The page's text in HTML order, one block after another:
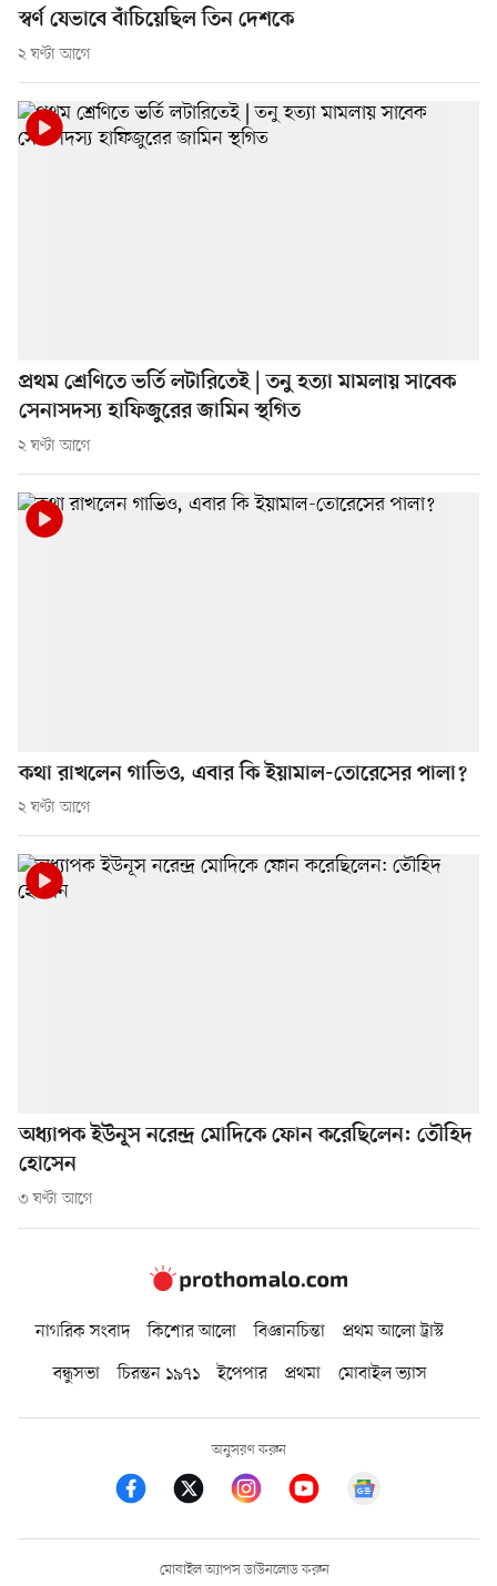
স্বর্ণ যেভাবে বাঁচিয়েছিল তিন দেশকে
২ ঘণ্টা আগে
প্রথম শ্রেণিতে ভর্তি লটারিতেই | তনু হত্যা মামলায় সাবেক
সেনাসদস্য হাফিজুরের জামিন স্থগিত
২ ঘণ্টা আগে
কথা রাখলেন গাভিও, এবার কি ইয়ামাল-তোরেসের পালা?
২ ঘণ্টা আগে
অধ্যাপক ইউনূস নরেন্দ্র মোদিকে ফোন করেছিলেন: তৌহিদ
হোসেন
৩ ঘণ্টা আগে
নাগরিক সংবাদ কিশোর আলো বিজ্ঞানচিন্তা
প্রথম আলো ট্রাস্ট
বন্ধুসভা
চিরন্তন ১৯৭১ ইপেপার প্রথমা মোবাইল ভ্যাস
অনুসরণ করুন
মোবাইল অ্যাপস ডাউনলোড করুন